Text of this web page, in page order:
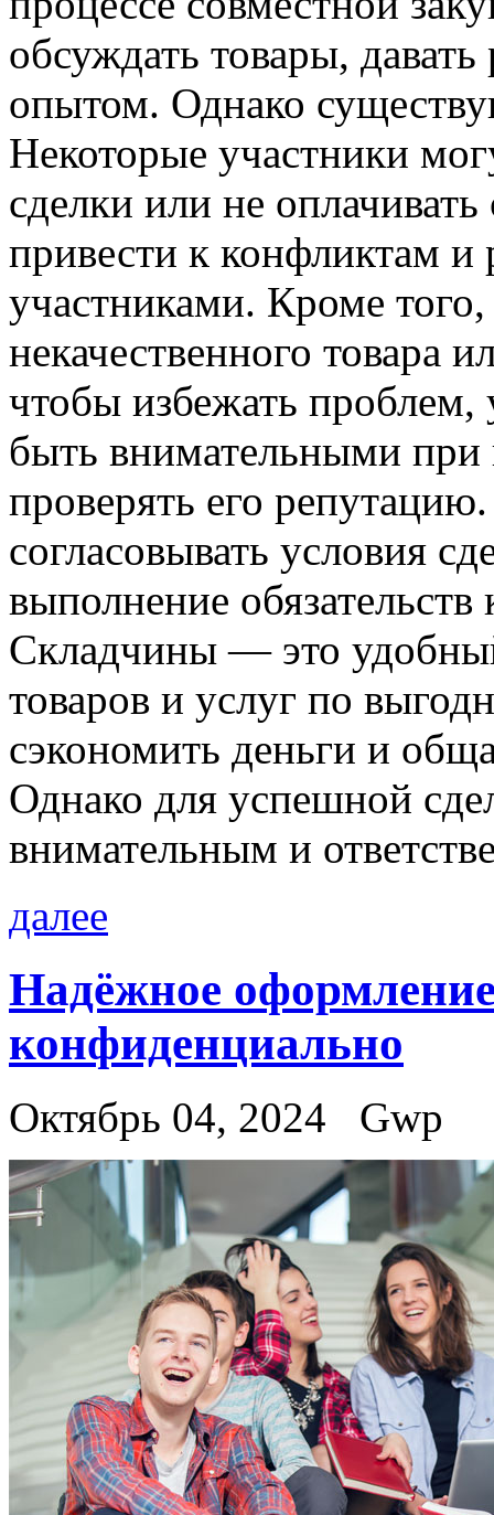
обсуждать товары,
опытом. Однако
Некоторые участники
сделки или не
привести к конфликтам и
участниками. Кроме
некачественного товара
чтобы избежать
быть внимательными при
проверять его
согласовывать условия
выполнение
Складчины — это
товаров и услуг по
сэкономить деньги и
Однако для успешной
внимательным и
далее
Надёжное
конфиденциально
Октябрь 04, 2024 Gwp